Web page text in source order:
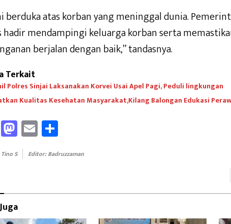
berduka atas korban yang meninggal dunia.
mendampingi keluarga korban serta
berjalan dengan baik,” tandasnya.
Terkait
Polres Sinjai Laksanakan Korvei Usai Apel Pagi, Peduli lingkungan
Kualitas Kesehatan Masyarakat,Kilang Balongan Edukasi
Fa
ce
M
as
to
o
n
E
m
ail
ar
e
S Editor: Badruzzaman